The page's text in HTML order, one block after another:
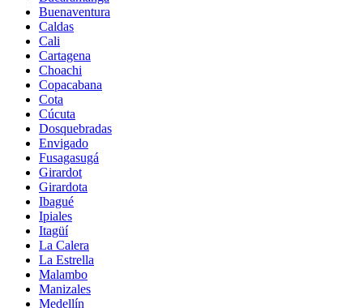
Buenaventura
Caldas
Cali
Cartagena
Choachi
Copacabana
Cota
Cúcuta
Dosquebradas
Envigado
Fusagasugá
Girardot
Girardota
Ibagué
Ipiales
Itagüí
La Calera
La Estrella
Malambo
Manizales
Medellín